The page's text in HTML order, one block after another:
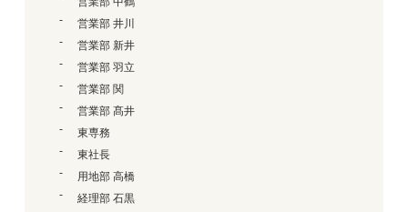
営業部 井川
営業部 新井
営業部 羽立
営業部 関
営業部 髙井
東専務
東社長
用地部 高橋
経理部 石黒